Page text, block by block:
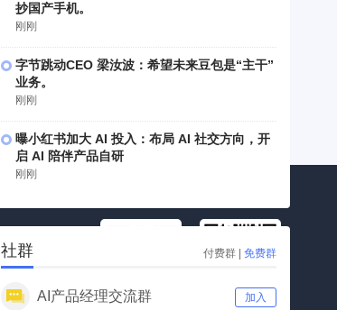
抄国产手机。
刚刚
字节跳动CEO 梁汝波：希望未来豆包是“主干”
业务。
刚刚
曝小红书加大 AI 投入：布局 AI 社交方向，开
启 AI 陪伴产品自研
刚刚
社群 付费群 | 免费群
AI产品经理交流群 加入